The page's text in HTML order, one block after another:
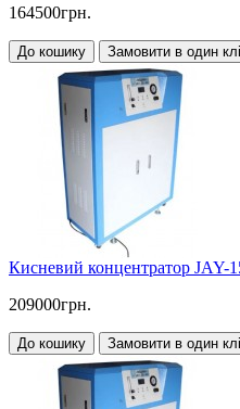
164500грн.
До кошику Замовити в один
Кисневий концентратор JAY-
209000грн.
До кошику Замовити в один